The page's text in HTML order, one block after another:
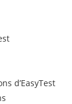
d’EasyTest